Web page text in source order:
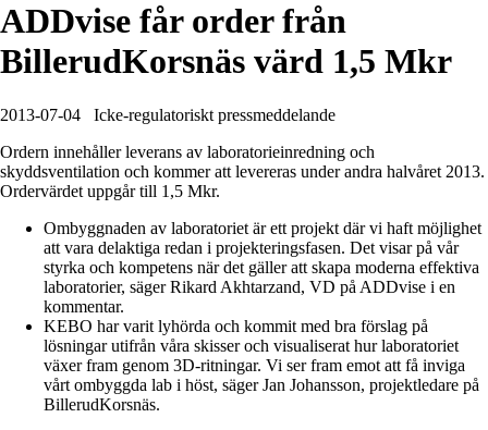
ADDvise får order från
BillerudKorsnäs värd 1,5 Mkr
2013-07-04
Icke-regulatoriskt pressmeddelande
Ordern innehåller leverans av laboratorieinredning och
skyddsventilation och kommer att levereras under andra halvåret 2013.
Ordervärdet uppgår till 1,5 Mkr.
Ombyggnaden av laboratoriet är ett projekt där vi haft möjlighet
att vara delaktiga redan i projekteringsfasen. Det visar på vår
styrka och kompetens när det gäller att skapa moderna effektiva
laboratorier, säger Rikard Akhtarzand, VD på ADDvise i en
kommentar.
KEBO har varit lyhörda och kommit med bra förslag på
lösningar utifrån våra skisser och visualiserat hur laboratoriet
växer fram genom 3D-ritningar. Vi ser fram emot att få inviga
vårt ombyggda lab i höst, säger Jan Johansson, projektledare på
BillerudKorsnäs.